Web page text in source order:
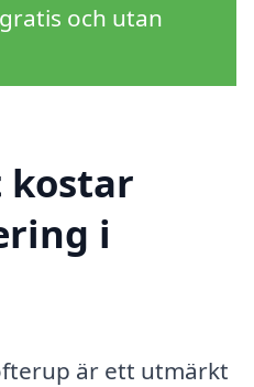
och utan
kostar
i
är ett utmärkt